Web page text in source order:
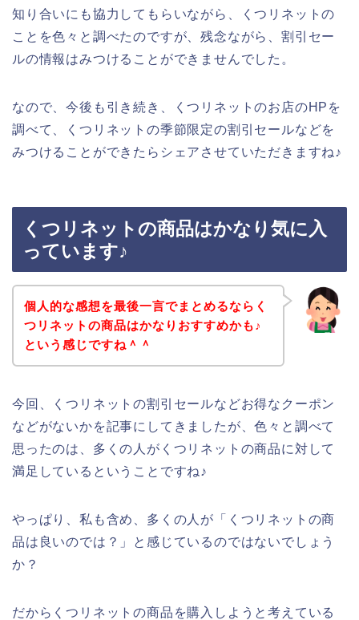
知り合いにも協力してもらいながら、くつリネットの
ことを色々と調べたのですが、残念ながら、割引セー
ルの情報はみつけることができませんでした。
なので、今後も引き続き、くつリネットのお店のHPを
調べて、くつリネットの季節限定の割引セールなどを
みつけることができたらシェアさせていただきますね♪
くつリネットの商品はかなり気に入
っています♪
個人的な感想を最後一言でまとめるならく
つリネットの商品はかなりおすすめかも♪
という感じですね＾＾
今回、くつリネットの割引セールなどお得なクーポン
などがないかを記事にしてきましたが、色々と調べて
思ったのは、多くの人がくつリネットの商品に対して
満足しているということですね♪
やっぱり、私も含め、多くの人が「くつリネットの商
品は良いのでは？」と感じているのではないでしょう
か？
だからくつリネットの商品を購入しようと考えている